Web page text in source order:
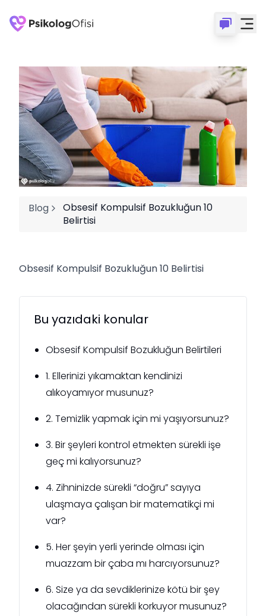
Blog
Obsesif Kompulsif Bozukluğun 10
Belirtisi
Obsesif Kompulsif Bozukluğun 10 Belirtisi
Bu yazıdaki konular
Obsesif Kompulsif Bozukluğun Belirtileri
1. Ellerinizi yıkamaktan kendinizi
alıkoyamıyor musunuz?
2. Temizlik yapmak için mi yaşıyorsunuz?
3. Bir şeyleri kontrol etmekten sürekli işe
geç mi kalıyorsunuz?
4. Zihninizde sürekli “doğru” sayıya
ulaşmaya çalışan bir matematikçi mi
var?
5. Her şeyin yerli yerinde olması için
muazzam bir çaba mı harcıyorsunuz?
6. Size ya da sevdiklerinize kötü bir şey
olacağından sürekli korkuyor musunuz?